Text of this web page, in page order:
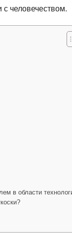
человечеством.
в области